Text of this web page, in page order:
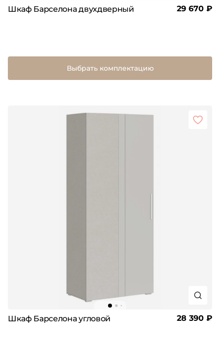
Шкаф Барселона двухдверный 29 670 ₽
Выбрать комплектацию
Шкаф Барселона угловой 28 390 ₽